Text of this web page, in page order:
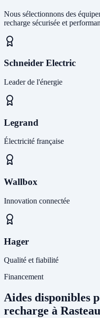
Nous sélectionnons des
recharge sécurisée et
Schneider Electric
Leader de l'énergie
Legrand
Électricité française
Wallbox
Innovation connectée
Hager
Qualité et fiabilité
Financement
Aides disponibles
recharge à Rasteau